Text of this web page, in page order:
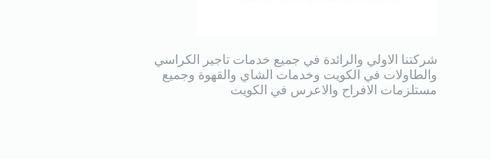
شركتنا الاولي والرائدة في جميع خدمات تاجير الكراسي
والطاولات في الكويت وخدمات الشاي والقهوة وجميع
مستلزمات الافراح والاعرس في الكويت